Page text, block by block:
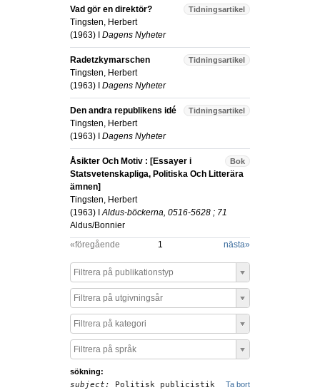
Tidningsartikel
Vad gör en direktör?
Tingsten, Herbert
(1963) I Dagens Nyheter
Tidningsartikel
Radetzkymarschen
Tingsten, Herbert
(1963) I Dagens Nyheter
Tidningsartikel
Den andra republikens idé
Tingsten, Herbert
(1963) I Dagens Nyheter
Bok
Åsikter Och Motiv : [Essayer i
Statsvetenskapliga, Politiska Och Litterära
ämnen]
Tingsten, Herbert
(1963) IAldus-böckerna, 0516-5628 ; 71
Aldus/Bonnier
«föregående
1 nästa»
Filtrera på publikationstyp
Filtrera på utgivningsår
Filtrera på kategori
Filtrera på språk
sökning:
Ta bort
subject:
Politisk publicistik